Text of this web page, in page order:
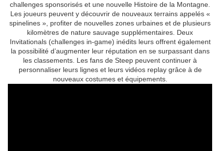
challenges sponsorisés et une nouvelle Histoire de la Montagne.
Les joueurs peuvent y découvrir de nouveaux terrains appelés «
spinelines », profiter de nouvelles zones urbaines et de plusieurs
kilomètres de nature sauvage supplémentaires. Deux
Invitationals (challenges in-game) inédits leurs offrent également
la possibilité d’augmenter leur réputation en se surpassant dans
les classements. Les fans de Steep peuvent continuer à
personnaliser leurs lignes et leurs vidéos replay grâce à de
nouveaux costumes et équipements.